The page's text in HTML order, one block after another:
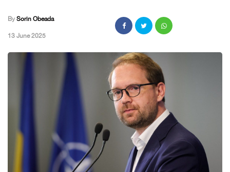
By Sorin Obeada
,13 June 2025